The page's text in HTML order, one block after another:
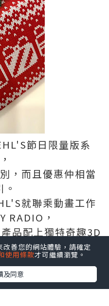
節日限量版系
，而且優惠仲相當
。
就聯乘動畫工作
RADIO，
品配上獨特奇趣3D
風，
愛信息～
產品：
善您的網站體驗，請確定
使用條款才可繼續瀏覽。
及同意